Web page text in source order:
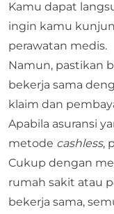
Kamu dapat
ingin kamu
perawatan medis.
Namun, pastikan
bekerja sama
klaim dan
Apabila asuransi
metode cashless,
Cukup dengan
rumah sakit atau
bekerja sama,